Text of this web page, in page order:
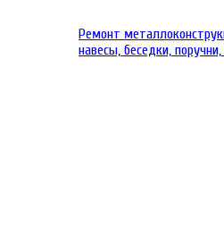
Ремонт
навесы, беседки,